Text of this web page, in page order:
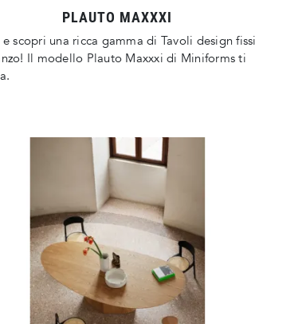
PLAUTO MAXXXI
scopri una ricca gamma di Tavoli design fissi
Il modello Plauto Maxxxi di Miniforms ti